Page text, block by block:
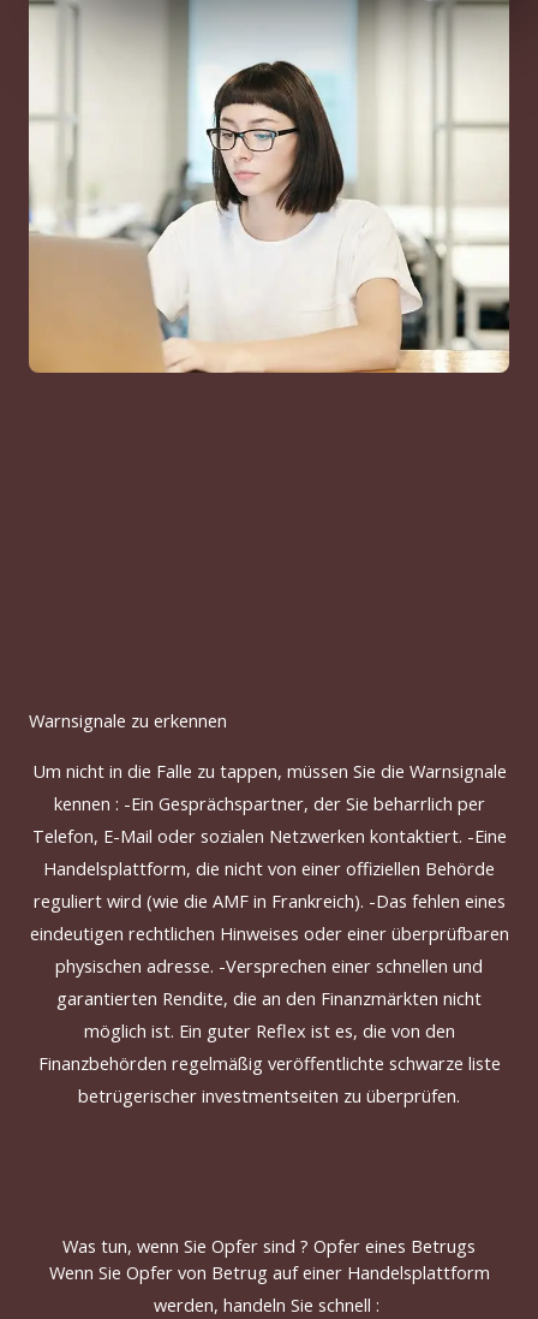
Warnsignale zu erkennen
Um nicht in die Falle zu tappen, müssen Sie die Warnsignale
kennen : -Ein Gesprächspartner, der Sie beharrlich per
Telefon, E-Mail oder sozialen Netzwerken kontaktiert. -Eine
Handelsplattform, die nicht von einer offiziellen Behörde
reguliert wird (wie die AMF in Frankreich). -Das fehlen eines
eindeutigen rechtlichen Hinweises oder einer überprüfbaren
physischen adresse. -Versprechen einer schnellen und
garantierten Rendite, die an den Finanzmärkten nicht
möglich ist. Ein guter Reflex ist es, die von den
Finanzbehörden regelmäßig veröffentlichte schwarze liste
betrügerischer investmentseiten zu überprüfen.
Was tun, wenn Sie Opfer sind ? Opfer eines Betrugs
Wenn Sie Opfer von Betrug auf einer Handelsplattform
werden, handeln Sie schnell :